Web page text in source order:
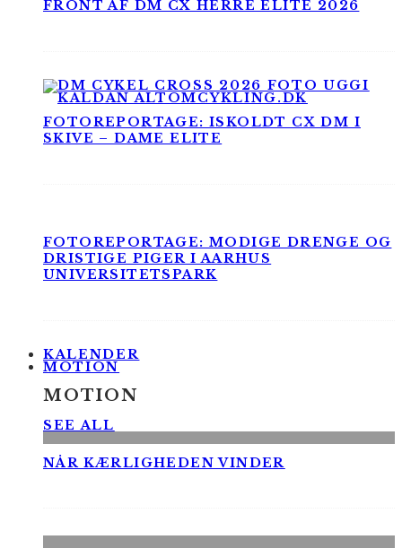
FRONT AF DM CX HERRE ELITE 2026
FOTOREPORTAGE: ISKOLDT CX DM I
SKIVE – DAME ELITE
FOTOREPORTAGE: MODIGE DRENGE OG
DRISTIGE PIGER I AARHUS
UNIVERSITETSPARK
KALENDER
MOTION
MOTION
SEE ALL
NÅR KÆRLIGHEDEN VINDER